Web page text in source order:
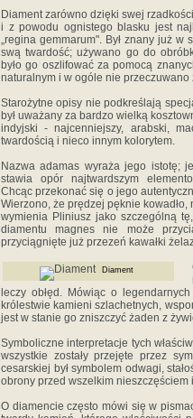
Diament zarówno dzięki swej
i z powodu ognistego blasku jest
„regina gemmarum". Był znany już w
swą twardość; używano go do
było go oszlifować za pomocą
naturalnym i w ogóle nie
Starożytne opisy nie podkreślają
był uważany za bardzo wielką
indyjski - najcenniejszy, arabski,
twardością i nieco innym kolorytem.
Nazwa adamas wyraża jego istotę;
stawia opór najtwardszym
Chcąc przekonać się o jego
Wierzono, że prędzej pęknie
wymienia Pliniusz jako szczególną
diamentu magnes nie może
przyciągnięte już przezeń kawałki
Diament
leczy obłęd. Mówiąc o
królestwie kamieni szlachetnych,
jest w stanie go zniszczyć żaden z
Symboliczne interpretacje tych
wszystkie zostały przejęte przez
cesarskiej był symbolem odwagi,
obrony przed wszelkim nieszczęściem
O diamencie często mówi się w